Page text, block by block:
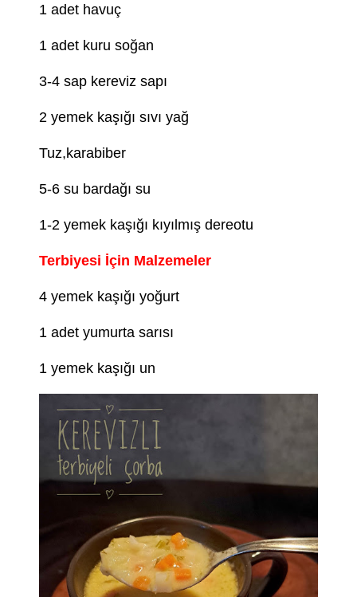
1 adet havuç
1 adet kuru soğan
3-4 sap kereviz sapı
2 yemek kaşığı sıvı yağ
Tuz,karabiber
5-6 su bardağı su
1-2 yemek kaşığı kıyılmış dereotu
Terbiyesi İçin Malzemeler
4 yemek kaşığı yoğurt
1 adet yumurta sarısı
1 yemek kaşığı un